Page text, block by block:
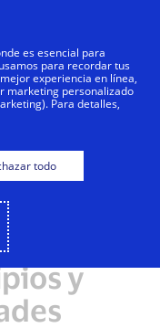
del
y
es esencial para
para recordar tus
experiencia en línea,
marketing personalizado
Para detalles,
todo